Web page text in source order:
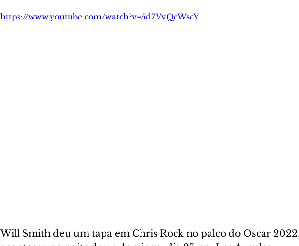
https://www.youtube.com/watch?v=5d7VvQcWscY
Will Smith deu um tapa em Chris Rock no palco do Oscar